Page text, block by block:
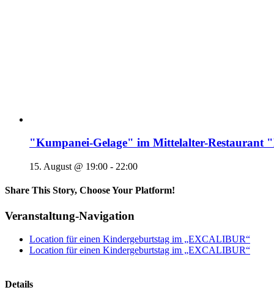
"Kumpanei-Gelage" im Mittelalter-
15. August @ 19:00 - 22:00
Share This Story, Choose Your Platform!
Veranstaltung-Navigation
Location für einen Kindergeburtstag im „EXCALIBUR“
Location für einen Kindergeburtstag im „EXCALIBUR“
Details